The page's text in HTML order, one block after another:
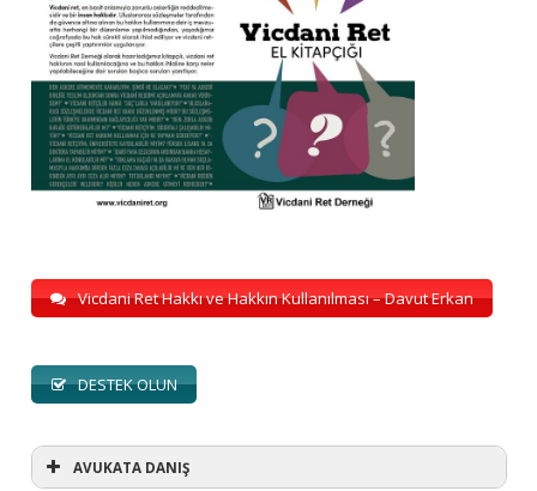
Vicdani Ret Hakkı ve Hakkın Kullanılması – Davut Erkan
DESTEK OLUN
AVUKATA DANIŞ